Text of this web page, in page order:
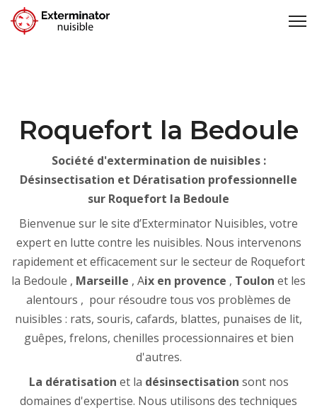
Roquefort la Bedoule
Société d'extermination de nuisibles :
Désinsectisation et Dératisation professionnelle
sur Roquefort la Bedoule
Bienvenue sur le site d’Exterminator Nuisibles, votre
expert en lutte contre les nuisibles. Nous intervenons
rapidement et efficacement sur le secteur de Roquefort
la Bedoule , Marseille , Aix en provence , Toulon et les
alentours , pour résoudre tous vos problèmes de
nuisibles : rats, souris, cafards, blattes, punaises de lit,
guêpes, frelons, chenilles processionnaires et bien
d'autres.
La dératisation et la désinsectisation sont nos
domaines d'expertise. Nous utilisons des techniques